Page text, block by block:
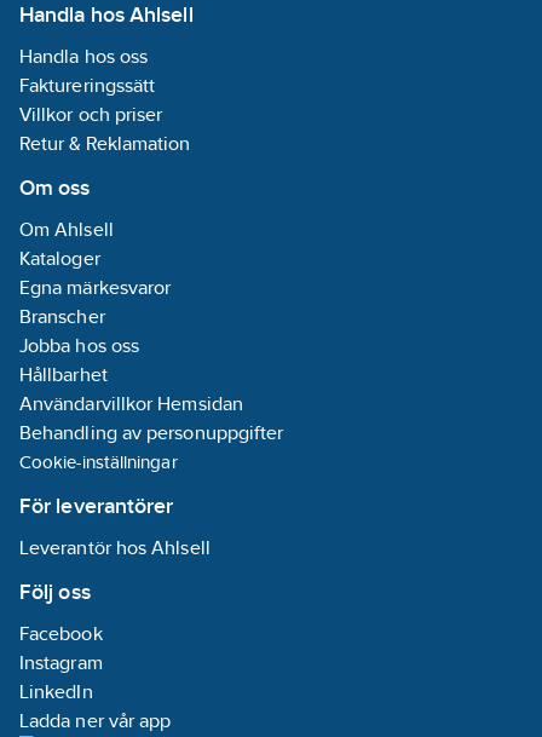
Handla hos Ahlsell
Handla hos oss
Faktureringssätt
Villkor och priser
Retur & Reklamation
Om oss
Om Ahlsell
Kataloger
Egna märkesvaror
Branscher
Jobba hos oss
Hållbarhet
Användarvillkor Hemsidan
Behandling av personuppgifter
Cookie-inställningar
För leverantörer
Leverantör hos Ahlsell
Följ oss
Facebook
Instagram
LinkedIn
Ladda ner vår app